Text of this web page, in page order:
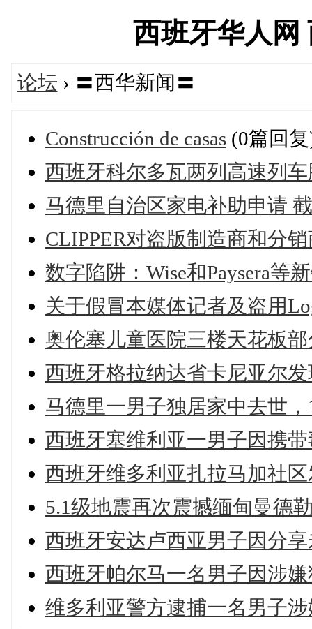
西班牙华人网
论坛 › 〓西华新闻〓
Construcción de casas(0篇回
西班牙科尔多瓦两列高速列
马德里自治区家电补助申请
CLIPPER对盗版制造商和分
数字陷阱：Wise和Paysera等
关于假冒本媒体记者及盗用
奥伦塞儿童医院三楼天花板
西班牙格拉纳达省卡尼亚尔
马德里一男子独居家中去世
西班牙塞维利亚一男子因携
西班牙维多利亚扎拉马加社
5.1级地震再次震撼缅甸曼德
西班牙安达卢西亚男子因分
西班牙帕尔马一名男子因涉
维多利亚警方逮捕一名男子